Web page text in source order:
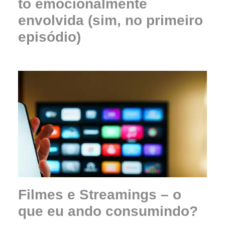
tô emocionalmente
envolvida (sim, no primeiro
episódio)
Filmes e Streamings – o
que eu ando consumindo?